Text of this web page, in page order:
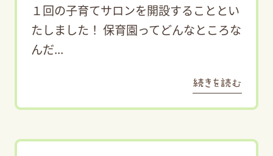
１回の子育てサロンを開設することとい
たしました！ 保育園ってどんなところな
んだ...
続きを読む